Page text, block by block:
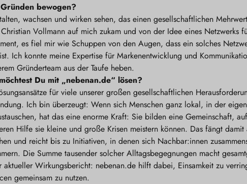
bewogen?
wachsen und wirken sehen, das einen gesellschaftlichen
Vollmann auf mich zukam und von der Idee eines Netzwerks
es fiel mir wie Schuppen von den Augen, dass ein solches
Ich konnte meine Expertise für Markenentwicklung und
Gründerteam aus der Taufe heben.
Du mit „nebenan.de“ lösen?
für viele unserer großen gesellschaftlichen
Ich bin überzeugt: Wenn sich Menschen ganz lokal, in der
hat das eine enorme Kraft: Sie bilden eine Gemeinschaft,
Hilfe sie kleine und große Krisen meistern können. Das fängt
und reicht bis zu Initiativen, in denen sich Nachbar:innen
Die Summe tausender solcher Alltagsbegegnungen macht
aktueller Wirkungsbericht: nebenan.de hilft dabei, Einsamkeit zu
gemeinsam zu nutzen.